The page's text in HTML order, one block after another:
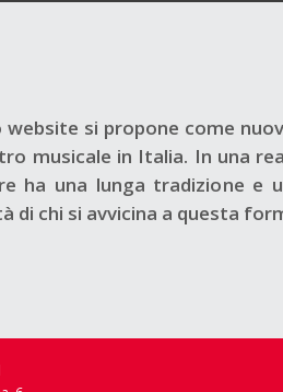
website si propone come
musicale in Italia. In una
ha una lunga tradizione e
di chi si avvicina a questa